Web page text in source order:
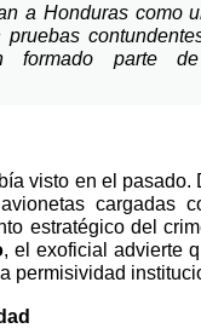
a Honduras como
formado parte
visto en el
cargadas
estratégico del
, el exoficial advierte
permisividad